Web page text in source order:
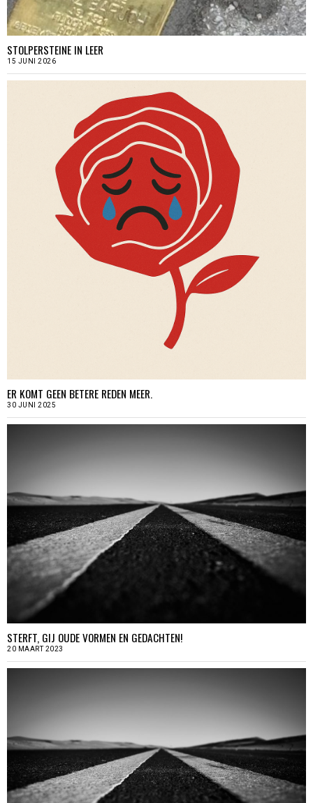
STOLPERSTEINE IN LEER
15 JUNI 2026
ER KOMT GEEN BETERE REDEN MEER.
30 JUNI 2025
STERFT, GIJ OUDE VORMEN EN GEDACHTEN!
20 MAART 2023